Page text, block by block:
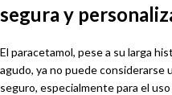
segura y
El paracetamol, pese a su larga
agudo, ya no puede
seguro, especialmente para el